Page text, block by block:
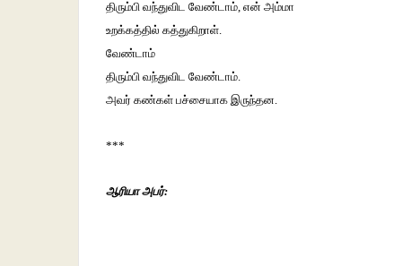
திரும்பி வந்துவிட வேண்டாம், என் அம்மா
உறக்கத்தில் கத்துகிறாள்.
வேண்டாம்
திரும்பி வந்துவிட வேண்டாம்.
அவர் கண்கள் பச்சையாக இருந்தன.
***
ஆரியா அபர்: